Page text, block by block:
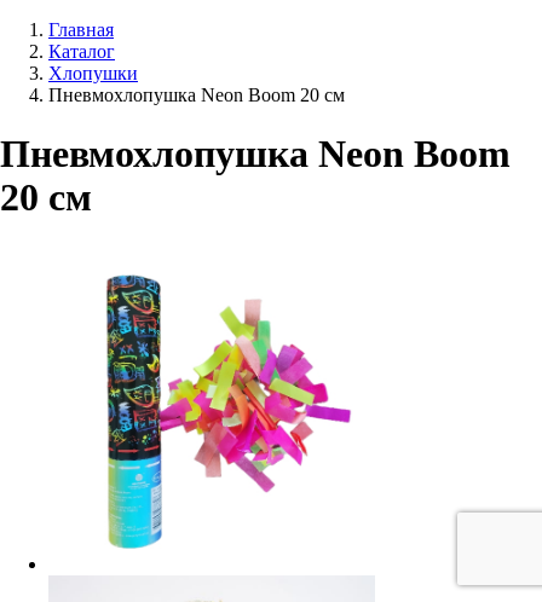
Главная
Каталог
Хлопушки
Пневмохлопушка Neon Boom 20 см
Пневмохлопушка Neon Boom
20 см